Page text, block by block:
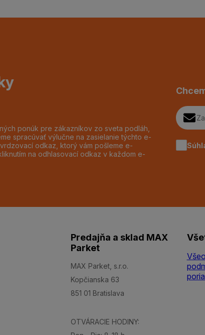
ponúk pre zákazníkov zo sveta podláh,
spracúvať výlučne na zasielanie týchto e-
odkaz, ktorý vám pošleme e-
na odhlasovací odkaz v každom e-
Predajňa a sklad MAX
Parket
MAX Parket, s.r.o.
Kopčianska 63
851 01 Bratislava
OTVÁRACIE HODINY: